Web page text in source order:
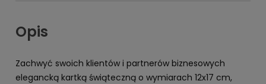
Opis
Zachwyć swoich klientów i partnerów biznesowych
elegancką kartką świąteczną o wymiarach 12x17 cm,